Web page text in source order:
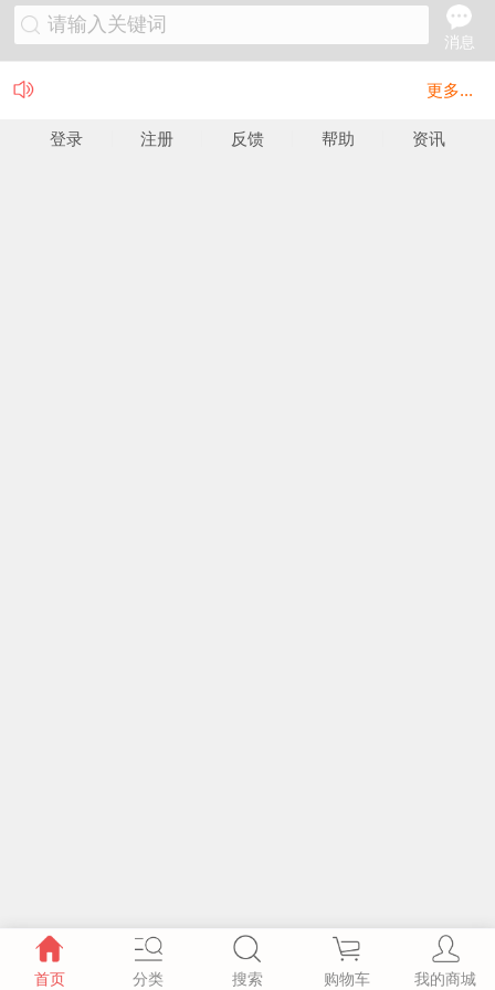
请输入关键词
消息
更多...
登录 注册 反馈 帮助 资讯
首页 分类 搜索 购物车 我的商城